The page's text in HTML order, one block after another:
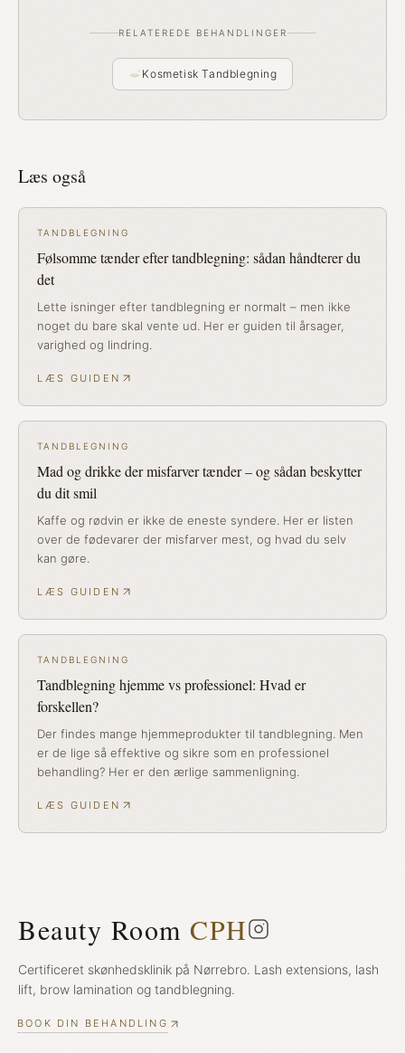
RELATEREDE BEHANDLINGER
Kosmetisk Tandblegning
Læs også
TANDBLEGNING
Følsomme tænder efter tandblegning: sådan håndterer du
det
Lette isninger efter tandblegning er normalt – men ikke
noget du bare skal vente ud. Her er guiden til årsager,
varighed og lindring.
LÆS GUIDEN
TANDBLEGNING
Mad og drikke der misfarver tænder – og sådan beskytter
du dit smil
Kaffe og rødvin er ikke de eneste syndere. Her er listen
over de fødevarer der misfarver mest, og hvad du selv
kan gøre.
LÆS GUIDEN
TANDBLEGNING
Tandblegning hjemme vs professionel: Hvad er
forskellen?
Der findes mange hjemmeprodukter til tandblegning. Men
er de lige så effektive og sikre som en professionel
behandling? Her er den ærlige sammenligning.
LÆS GUIDEN
Beauty Room CPH
Certificeret skønhedsklinik på Nørrebro. Lash extensions, lash
lift, brow lamination og tandblegning.
BOOK DIN BEHANDLING